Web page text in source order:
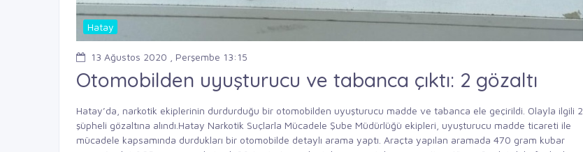
Hatay
13 Ağustos 2020 , Perşembe 13:15
Otomobilden uyuşturucu ve tabanca çıktı: 2 gözaltı
Hatay’da, narkotik ekiplerinin durdurduğu bir otomobilden uyuşturucu madde ve tabanca ele geçirildi. Olayla ilgili 2
şüpheli gözaltına alındı.Hatay Narkotik Suçlarla Mücadele Şube Müdürlüğü ekipleri, uyuşturucu madde ticareti ile
mücadele kapsamında durdukları bir otomobilde detaylı arama yaptı. Araçta yapılan aramada 470 gram kubar